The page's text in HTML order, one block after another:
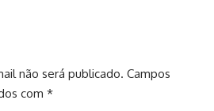
não será publicado. Campos
com *